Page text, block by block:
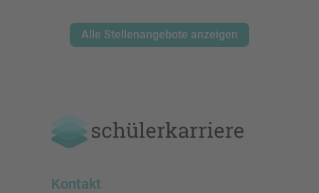
Alle Stellenangebote anzeigen
Kontakt